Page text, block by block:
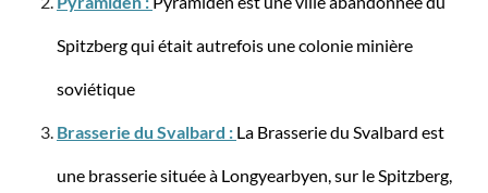
Stratic
Valise à coque rigide S à 4 roulettes, 54 cm, 32
Spitzberg qui était autrefois une colonie minière
soviétique
Brasserie du Svalbard : La Brasserie du Svalbard est
une brasserie située à Longyearbyen, sur le Spitzberg,